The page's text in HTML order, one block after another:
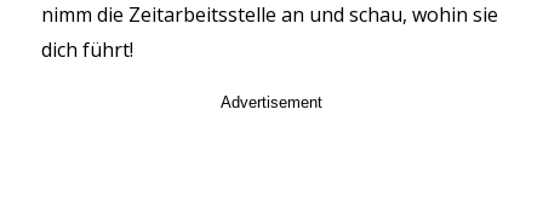
nimm die Zeitarbeitsstelle an und schau, wohin sie
dich führt!
Advertisement